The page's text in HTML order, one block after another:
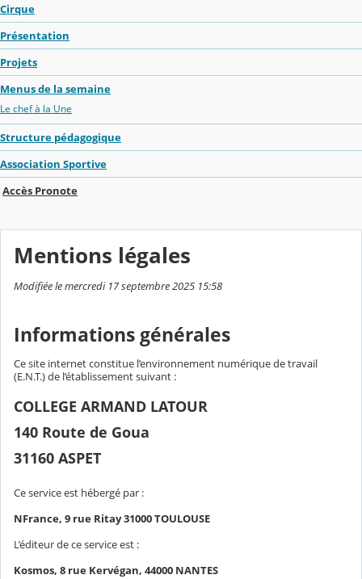
Cirque
Présentation
Projets
Menus de la semaine
Le chef à la Une
Structure pédagogique
Association Sportive
Accès Pronote
Mentions légales
Modifiée le mercredi 17 septembre 2025 15:58
Informations générales
Ce site internet constitue l’environnement numérique de travail
(E.N.T.) de l’établissement suivant :
COLLEGE ARMAND LATOUR
140 Route de Goua
31160 ASPET
Ce service est hébergé par :
NFrance, 9 rue Ritay 31000 TOULOUSE
L’éditeur de ce service est :
Kosmos, 8 rue Kervégan, 44000 NANTES